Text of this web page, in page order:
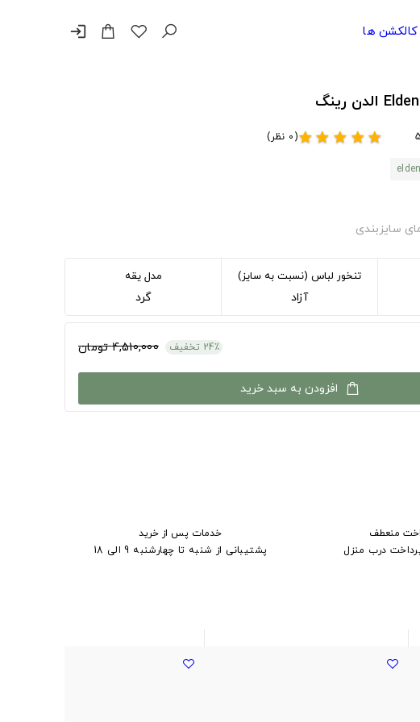
کالکشن ها login
star
star
star
star
star(0 نظر)
سایزبندی
تنخور لباس (نسبت به سایز)
آزاد
مدل یقه
گرد
24٪ تخفیف 4,510,000 تومان
افزودن به سبد خرید
منعطف
درب منزل
خدمات پس از خرید
پشتیبانی از شنبه تا چهارشنبه 9 الی 18